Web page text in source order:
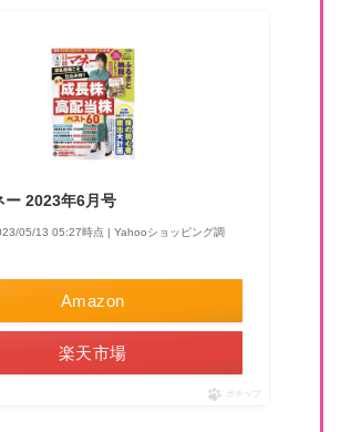
ー 2023年6月号
05/13 05:27時点 | Yahooショッピング調
Amazon
楽天市場
ポチップ